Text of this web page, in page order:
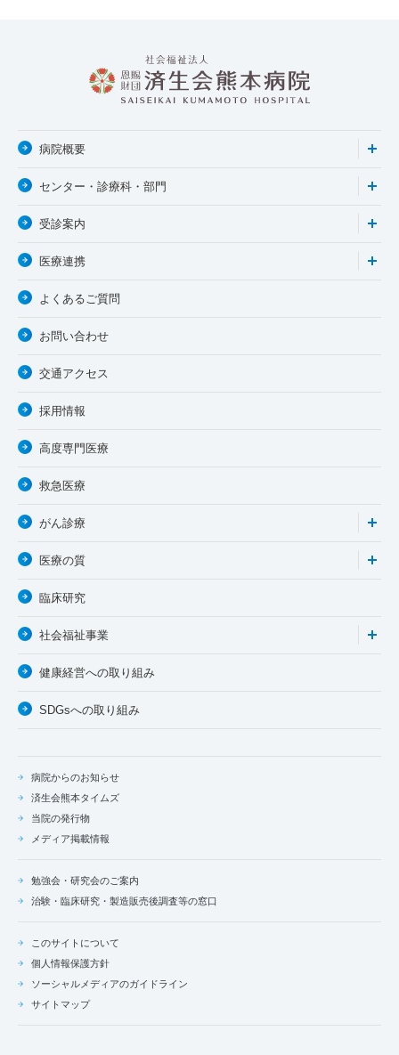
病院からのお知らせ
済生会熊本タイムズ
当院の発行物
メディア掲載情報
勉強会・研究会のご案内
治験・臨床研究・製造販売後調査等の窓口
このサイトについて
個人情報保護方針
ソーシャルメディアのガイドライン
サイトマップ
病院概要
センター・診療科・部門
受診案内
医療連携
よくあるご質問
お問い合わせ
交通アクセス
採用情報
高度専門医療
救急医療
がん診療
医療の質
臨床研究
社会福祉事業
健康経営への取り組み
SDGsへの取り組み